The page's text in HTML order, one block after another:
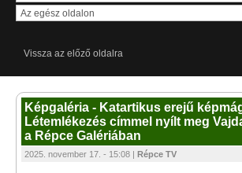
Vissza az előző oldalra
Képgaléria - Katartikus erejű
Létemlékezés címmel nyílt meg
a Répce Galériában
2025. november 17. - 15:08 | Répce TV